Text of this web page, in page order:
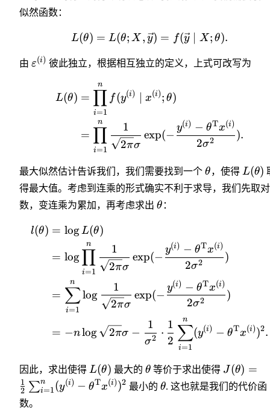
似然函数：
L(θ) = L(θ; X , y) = f(y X; θ).
由 ε(i) 彼此独立，根据相互独立的定义，上式可改写为
L(θ) =
i=1
∏
n
f(y(i) x(i); θ)
=
i=1
∏
n
2πσ
1
exp(−
2σ2
y(i) − θTx(i)
).
最大似然估计告诉我们，我们需要找到一个 θ，使得 L(θ)
得最大值。考虑到连乘的形式确实不利于求导，我们先取对
数，变连乘为累加，再考虑求出 θ ：
l(θ) = log L(θ)
= log
i=1
∏
n
2πσ
1
exp(−
2σ2
y(i) − θTx(i)
)
=
i=1
∑
n
log
2πσ
1
exp(−
2σ2
y(i) − θTx(i)
)
= −nlog 2πσ −
σ2
1
⋅
2
1
i=1
∑
n
(y(i) − θTx(i))2.
因此，求出使得 L(θ) 最大的 θ 等价于求出使得 J(θ) =
2
1 ∑i=1
n (y(i) − θTx(i))2 最小的 θ. 这也就是我们的代价函
数。